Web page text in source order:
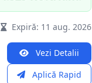
Expiră: 11 aug. 2026
Vezi Detalii
Aplică Rapid